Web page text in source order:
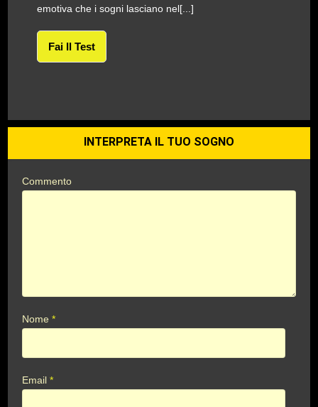
emotiva che i sogni lasciano nel[...]
Fai Il Test
INTERPRETA IL TUO SOGNO
Commento
Nome*
Email*